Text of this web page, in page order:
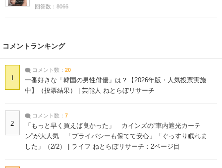
回答数：8066
コメントランキング
1
コメント数： 20
一番好きな「韓国の男性俳優」は？【2026年版・人気投票実施
中】（投票結果） | 芸能人 ねとらぼリサーチ
2
コメント数： 7
「もっと早く買えば良かった」 カインズの“車内遮光カーテ
ン”が大人気 「プライバシーも保てて安心」「ぐっすり眠れま
した」（2/2） | ライフ ねとらぼリサーチ：2ページ目